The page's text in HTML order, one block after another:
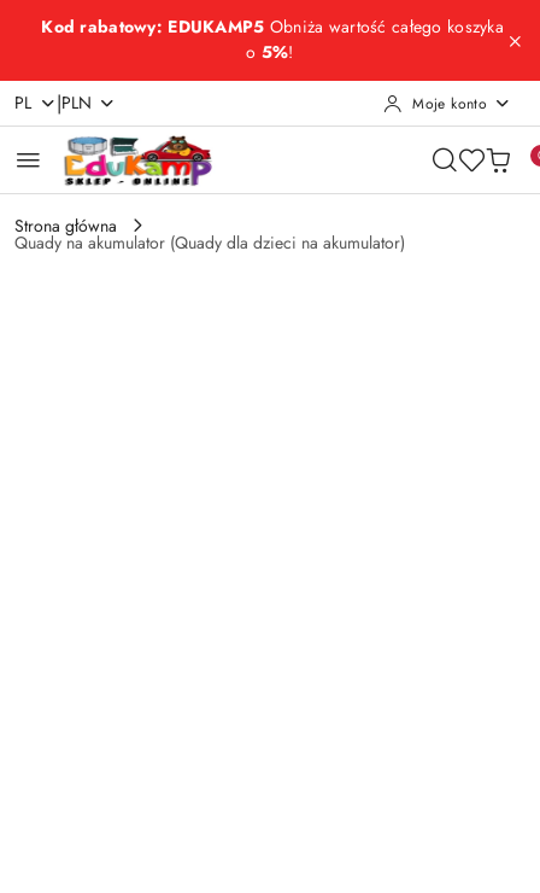
Przejdź do treści głównej
Przejdź do wyszukiwarki
Przejdź do moje konto
Przejdź do menu głównego
Przejdź do opisu produktu
Przejdź do stopki
Kod rabatowy: EDUKAMP5 Obniża wartość całego koszyka
o 5%!
PL |PLN Moje konto
Strona główna
Quady na akumulator (Quady dla dzieci na akumulator)